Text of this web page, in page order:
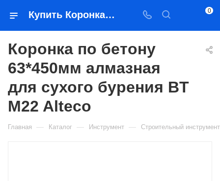
Купить Коронка по бетону 63*450мм алмазная для сухого бурения BT M22 Alteco в Якутске — цена, характеристики, подбор | Востоктехторг 0
Коронка по бетону
63*450мм алмазная
для сухого бурения BT
M22 Alteco
Главная — Каталог — Инструмент — Строительный инструмент